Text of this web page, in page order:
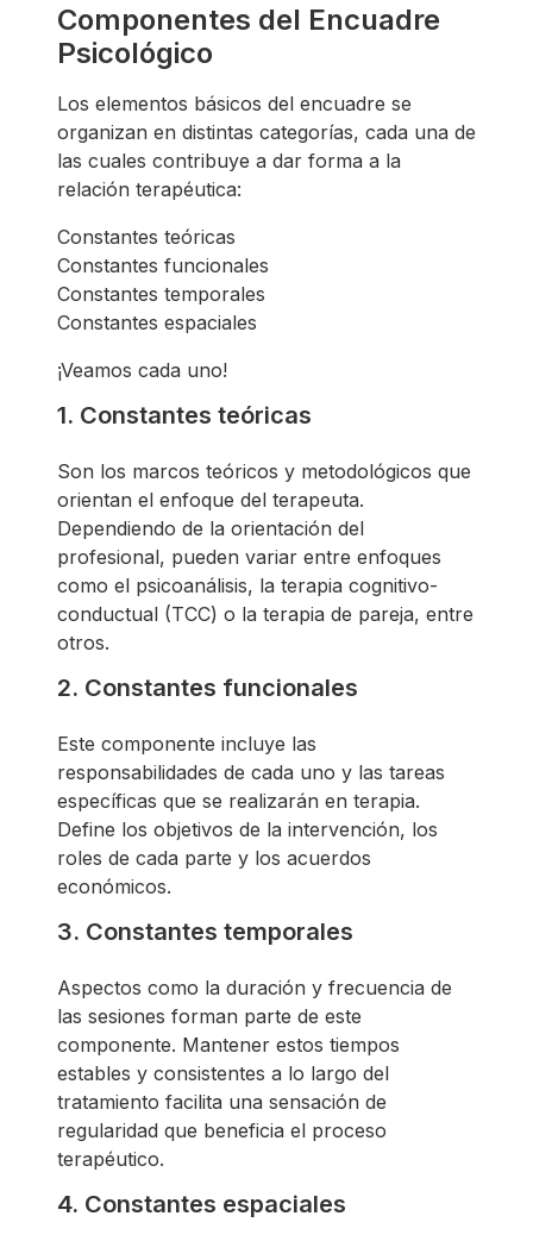
Componentes del Encuadre
Psicológico
Los elementos básicos del encuadre se
organizan en distintas categorías, cada una de
las cuales contribuye a dar forma a la
relación terapéutica:
Constantes teóricas
Constantes funcionales
Constantes temporales
Constantes espaciales
¡Veamos cada uno!
1. Constantes teóricas
Son los marcos teóricos y metodológicos que
orientan el enfoque del terapeuta.
Dependiendo de la orientación del
profesional, pueden variar entre enfoques
como el psicoanálisis, la terapia cognitivo-
conductual (TCC) o la terapia de pareja, entre
otros.
2. Constantes funcionales
Este componente incluye las
responsabilidades de cada uno y las tareas
específicas que se realizarán en terapia.
Define los objetivos de la intervención, los
roles de cada parte y los acuerdos
económicos.
3. Constantes temporales
Aspectos como la duración y frecuencia de
las sesiones forman parte de este
componente. Mantener estos tiempos
estables y consistentes a lo largo del
tratamiento facilita una sensación de
regularidad que beneficia el proceso
terapéutico.
4. Constantes espaciales